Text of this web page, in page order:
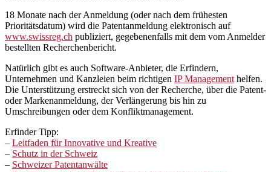
18 Monate nach der Anmeldung (oder nach dem frühesten
Prioritätsdatum) wird die Patentanmeldung elektronisch auf
www.swissreg.ch publiziert, gegebenenfalls mit dem vom Anmelder
bestellten Recherchenbericht.
Natürlich gibt es auch Software-Anbieter, die Erfindern,
Unternehmen und Kanzleien beim richtigen IP Management helfen.
Die Unterstützung erstreckt sich von der Recherche, über die Patent-
oder Markenanmeldung, der Verlängerung bis hin zu
Umschreibungen oder dem Konfliktmanagement.
Erfinder Tipp:
– Leitfaden für Innovative und Kreative
– Schutz in der Schweiz
– Schweizer Patentanwälte